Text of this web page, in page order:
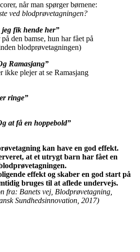
når man spørger børnene:
ved blodprøvetagningen?
jeg fik hende her”
den bamse, hun har fået på
blodprøvetagningen)
Ramasjang”
ikke plejer at se Ramasjang
ringe”
at få en hoppebold”
kan have en god effekt.
at et utrygt barn har fået en
effekt og skaber en god start på
bruges til at aflede undervejs.
fra: Banets vej, Blodprøvetagning,
Sundhedsinnovation, 2017)